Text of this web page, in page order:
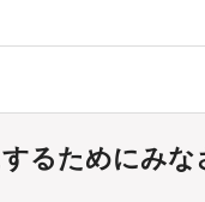
るためにみ